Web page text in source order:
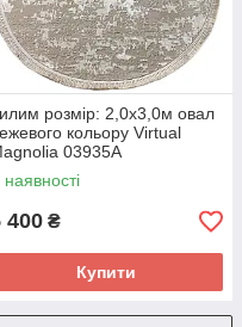
розмір: 2,0х3,0м овал
кольору Virtual
03935A
наявності
400 ₴
Купити